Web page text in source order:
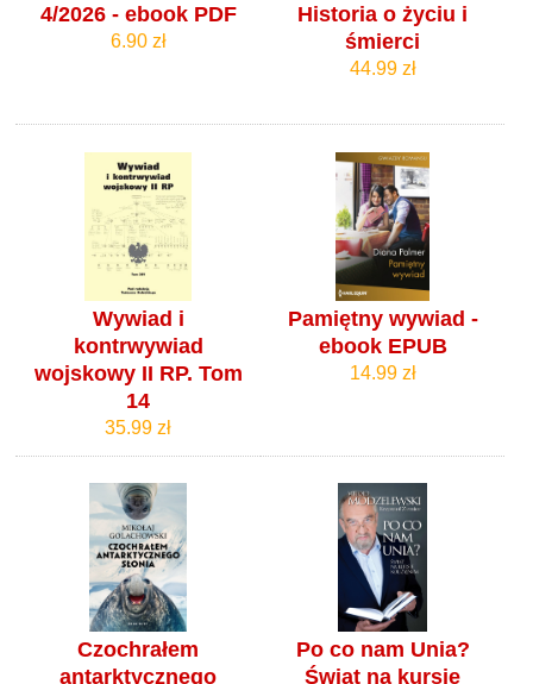
4/2026 - ebook PDF
6.90 zł
Historia o życiu i
śmierci
44.99 zł
Wywiad i
kontrwywiad
wojskowy II RP. Tom
14
35.99 zł
Pamiętny wywiad -
ebook EPUB
14.99 zł
Czochrałem
antarktycznego
Po co nam Unia?
Świat na kursie